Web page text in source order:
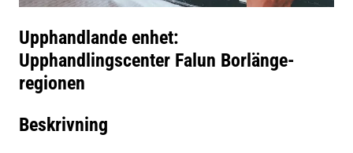
Upphandlande enhet:
Upphandlingscenter Falun Borlänge-
regionen
Beskrivning